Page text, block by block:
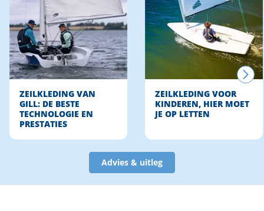
ZEILKLEDING VAN
GILL: DE BESTE
TECHNOLOGIE EN
PRESTATIES
ZEILKLEDING VOOR
KINDEREN, HIER MOET
JE OP LETTEN
Advies & uitleg